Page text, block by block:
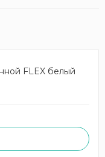
FLEX белый